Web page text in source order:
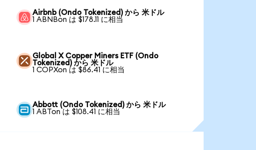
Airbnb (Ondo Tokenized) から 米ドル
1 ABNBon は $178.11 に相当
Global X Copper Miners ETF (Ondo
Tokenized) から 米ドル
1 COPXon は $86.41 に相当
Abbott (Ondo Tokenized) から 米ドル
1 ABTon は $108.41 に相当